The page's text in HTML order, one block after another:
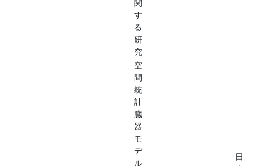
関
す
る
研
究
空
間
統
計
臓
器
モ
デ
ル
日